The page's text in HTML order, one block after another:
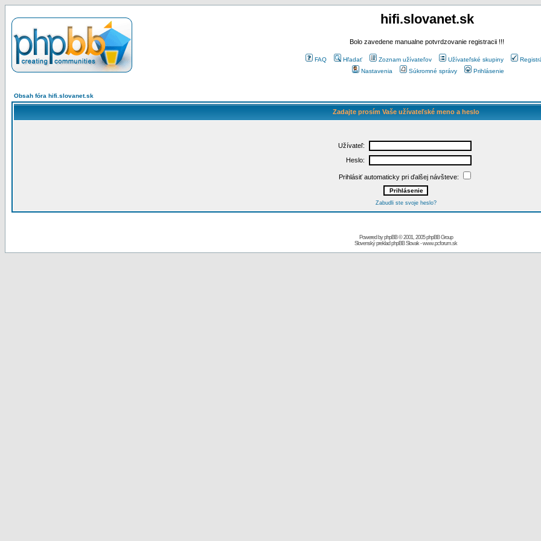
hifi.slovanet.sk
Bolo zavedene manualne potvrdzovanie registracii !!!
FAQ Hľadať Zoznam užívateľov Užívateľské skupiny
Nastavenia
Súkromné správy Prihlásenie
Obsah fóra hifi.slovanet.sk
Zadajte prosím Vaše užívateľské meno a heslo
Užívateľ:
Heslo:
Prihlásiť automaticky pri ďalšej návšteve:
Zabudli ste svoje heslo?
Powered byphpBB© 2001, 2005 phpBB Group
Slovenský preklad phpBB Slovak-www.pcforum.sk